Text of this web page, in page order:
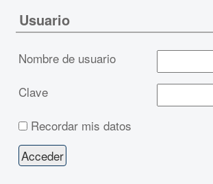
Usuario
Nombre de usuario
Clave
Recordar mis datos